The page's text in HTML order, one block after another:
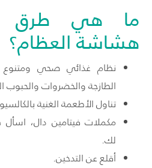
ما هي طرق
هشاشة العظام؟
نظام غذائي صحي ومتنوع
الطازجة والخضروات والحبوب
تناول الأطعمة الغنية
مكملات فيتامين دال، اسأل
لك.
أقلع عن التدخين.